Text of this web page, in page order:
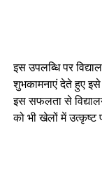
इस उपलब्धि पर
शुभकामनाएं देते हुए इसे
इस सफलता से
को भी खेलों में उत्कृष्ट